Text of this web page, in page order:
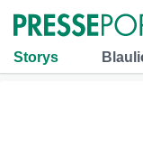
Storys